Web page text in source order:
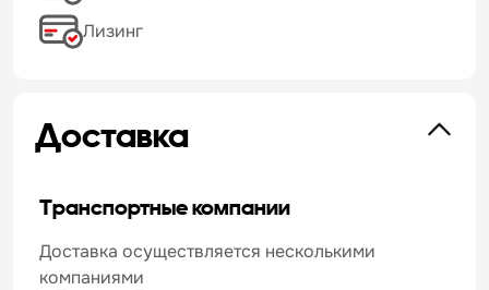
Лизинг
Доставка
Транспортные компании
Доставка осуществляется несколькими
компаниями